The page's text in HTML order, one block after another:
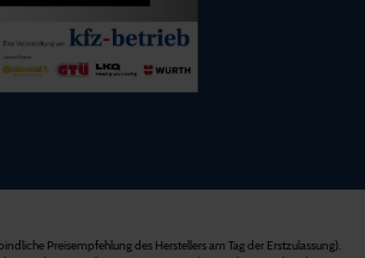
Preisempfehlung des Herstellers am Tag der Erstzulassung).